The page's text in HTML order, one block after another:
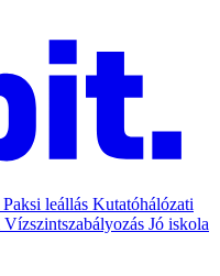
Paksi leállás Kutatóhálózati
Vízszintszabályozás Jó iskola